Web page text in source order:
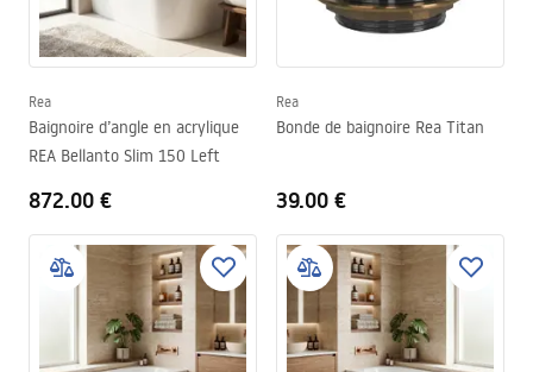
Rea
Baignoire d’angle en acrylique
REA Bellanto Slim 150 Left
872.00 €
Rea
Bonde de baignoire Rea Titan
39.00 €